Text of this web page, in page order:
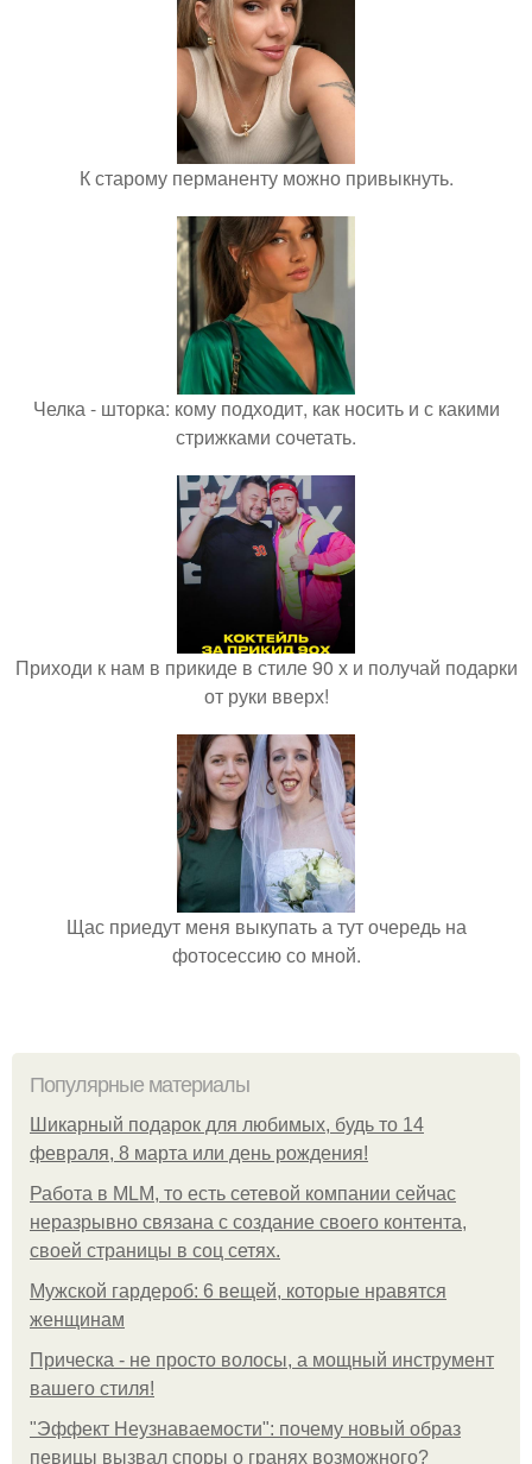
К старому перманенту можно привыкнуть.
Челка - шторка: кому подходит, как носить и с какими
стрижками сочетать.
Приходи к нам в прикиде в стиле 90 х и получай подарки
от руки вверх!
Щас приедут меня выкупать а тут очередь на
фотосессию со мной.
Популярные материалы
Шикарный подарок для любимых, будь то 14
февраля, 8 марта или день рождения!
Работа в MLM, то есть сетевой компании сейчас
неразрывно связана с создание своего контента,
своей страницы в соц сетях.
Мужской гардероб: 6 вещей, которые нравятся
женщинам
Прическа - не просто волосы, а мощный инструмент
вашего стиля!
"Эффект Неузнаваемости": почему новый образ
певицы вызвал споры о гранях возможного?